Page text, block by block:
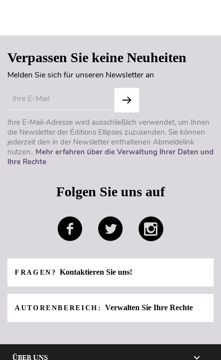
Verpassen Sie keine Neuheiten
Melden Sie sich für unseren Newsletter an
Ihre E-Mail-Adresse wird ausschließlich verwendet, um Ihnen
die Newsletter der Éditions Ellipses zuzusenden. Sie können
jederzeit den in der Newsletter enthaltenen Abmeldelink
nutzen.. Mehr erfahren über die Verwaltung Ihrer Daten und
Ihre Rechte
Folgen Sie uns auf
FRAGEN?Kontaktieren Sie uns!
AUTORENBEREICH: Verwalten Sie Ihre Rechte
ÜBER UNS